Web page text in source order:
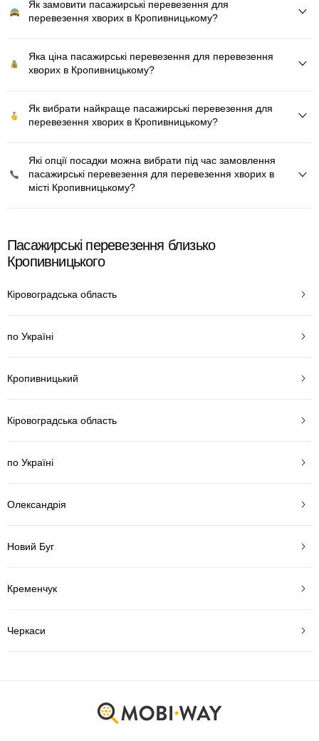
Як замовити пасажирські перевезення для
перевезення хворих в Кропивницькому?
Яка ціна пасажирські перевезення для перевезення
хворих в Кропивницькому?
Як вибрати найкраще пасажирські перевезення для
перевезення хворих в Кропивницькому?
Які опції посадки можна вибрати під час замовлення
пасажирські перевезення для перевезення хворих в
місті Кропивницькому?
Пасажирські перевезення близько
Кропивницького
Кіровоградська область
по Україні
Кропивницький
Кіровоградська область
по Україні
Олександрія
Новий Буг
Кременчук
Черкаси